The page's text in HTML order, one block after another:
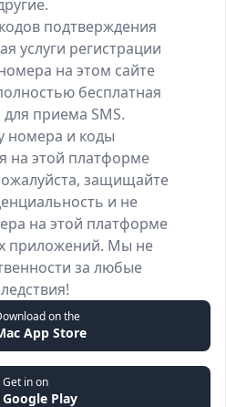
подтверждения
услуги регистрации
на этом сайте
бесплатная
приема SMS.
номера и коды
на этой платформе
защищайте
и не
на этой платформе
приложений. Мы не
за любые
on the
App Store
Get in on
Google Play